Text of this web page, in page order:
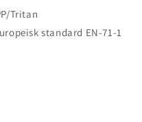
Tritan
standard EN-71-1